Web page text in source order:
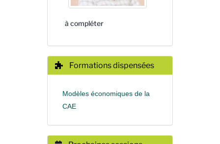
à compléter
Formations dispensées
Modèles économiques de la
CAE